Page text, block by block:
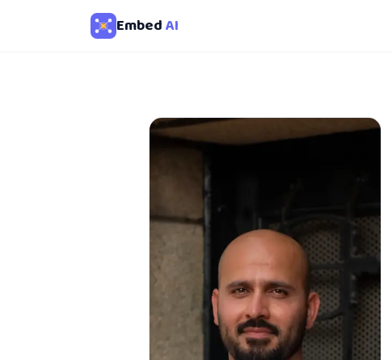
EmbedAI